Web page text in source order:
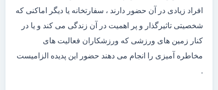
افراد زیادی در آن حضور دارند ، سفارتخانه یا دیگر اماکنی که
شخصیتی تاثیرگذار و پر اهمیت در آن زندگی می کند و یا در
کنار زمین های ورزشی که ورزشکاران فعالیت های
مخاطره آمیزی را انجام می دهند حضور این پدیده الزامیست
.